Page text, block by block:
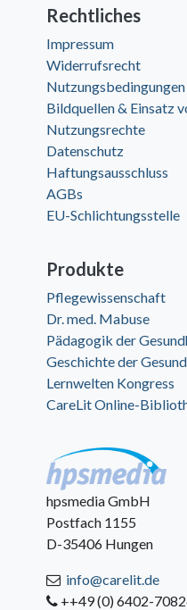
Rechtliches
Impressum
Widerrufsrecht
Nutzungsbedingungen
Bildquellen & Einsatz
Nutzungsrechte
Datenschutz
Haftungsausschluss
AGBs
EU-Schlichtungsstelle
Produkte
Pflegewissenschaft
Dr. med. Mabuse
Pädagogik der
Geschichte der
Lernwelten Kongress
CareLit Online-
hpsmedia GmbH
Postfach 1155
D-35406 Hungen
info@carelit.de
++49 (0) 6402-